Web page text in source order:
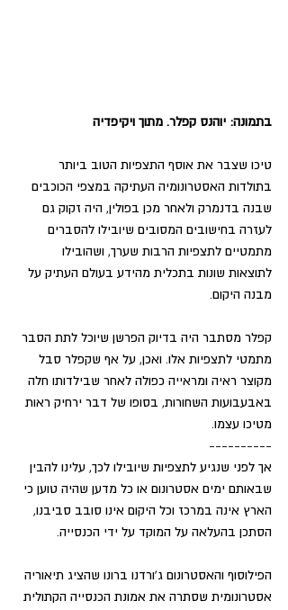
בתמונה: יוהנס קפלר. מתוך ויקיפדיה
טיכו שצבר את אוסף התצפיות הטוב ביותר
בתולדות האסטרונומיה העתיקה במצפי הכוכבים
שבנה בדנמרק ולאחר מכן בפולין, היה זקוק גם
לעזרה בחישובים המסובים שיובילו להסברים
מתמטיים לתצפיות הרבות שערך, ושהובילו
לתוצאות שונות בתכלית מהידע בעולם העתיק על
מבנה היקום.
קפלר מסתבר היה בדיוק הפרשן שיוכל לתת הסבר
מתמטי לתצפיות אלו. ואכן, על אף שקפלר סבל
מקוצר ראיה ומראייה כפולה לאחר שבילדותו חלה
באבעבועות השחורות, בסופו של דבר ירחיק ראות
מטיכו עצמו.
----------
אך לפני שנגיע לתצפיות שיובילו לכך, עלינו להבין
שבאותם ימים אסטרונום או כל מדען שהיה טוען כי
הארץ אינה במרכז וכל היקום אינו סובב סביבנו,
הסתכן בהעלאה על המוקד על ידי הכנסייה.
הפילוסוף והאסטרונום ג'ורדנו ברונו שהציג תיאוריה
אסטרונומית שסתרה את אמונת הכנסייה הקתולית